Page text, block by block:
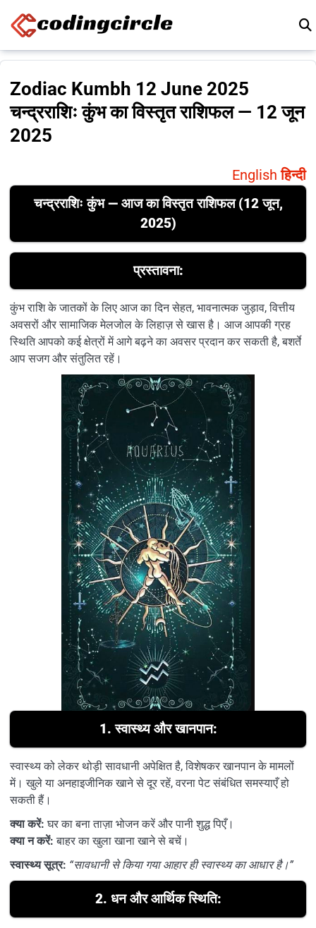
Zodiac Kumbh 12 June 2025
चन्द्रराशिः कुंभ का विस्तृत राशिफल — 12 जून
2025
English हिन्दी
चन्द्रराशिः कुंभ — आज का विस्तृत राशिफल (12 जून,
2025)
प्रस्तावना:
कुंभ राशि के जातकों के लिए आज का दिन सेहत, भावनात्मक जुड़ाव, वित्तीय
अवसरों और सामाजिक मेलजोल के लिहाज़ से खास है। आज आपकी ग्रह
स्थिति आपको कई क्षेत्रों में आगे बढ़ने का अवसर प्रदान कर सकती है, बशर्ते
आप सजग और संतुलित रहें।
1.स्वास्थ्य और खानपान:
स्वास्थ्य को लेकर थोड़ी सावधानी अपेक्षित है, विशेषकर खानपान के मामलों
में। खुले या अनहाइजीनिक खाने से दूर रहें, वरना पेट संबंधित समस्याएँ हो
सकती हैं।
क्या करें: घर का बना ताज़ा भोजन करें और पानी शुद्ध पिएँ।
क्या न करें: बाहर का खुला खाना खाने से बचें।
स्वास्थ्य सूत्र: “सावधानी से किया गया आहार ही स्वास्थ्य का आधार है।”
2. धन और आर्थिक स्थिति: